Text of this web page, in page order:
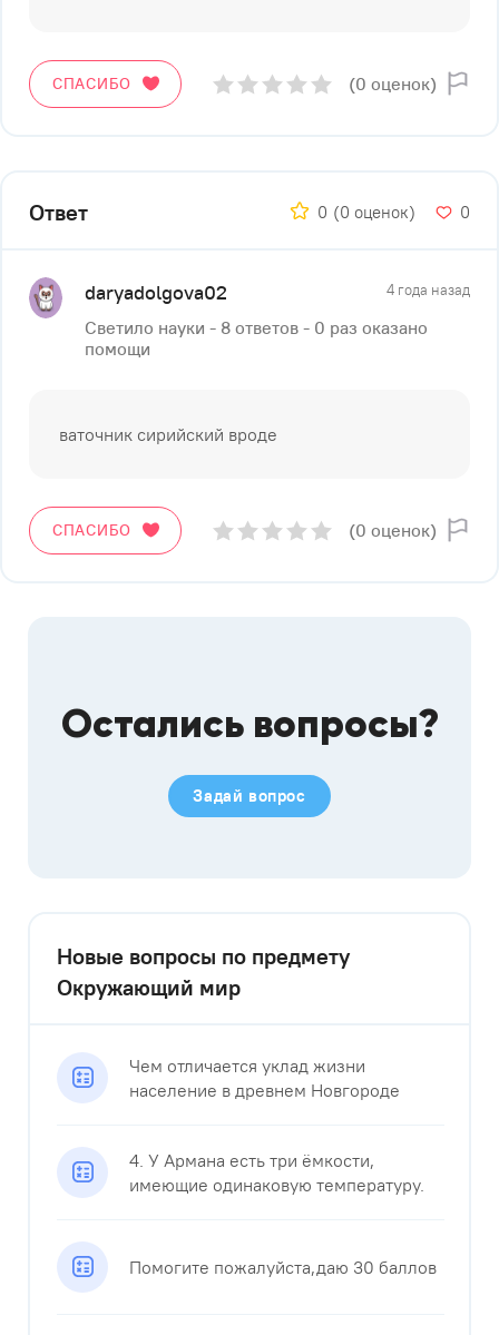
СПАСИБО (0 оценок)
Ответ 0 (0 оценок) 0
daryadolgova02 4 года назад
Светило науки - 8 ответов - 0 раз оказано
помощи
ваточник сирийский вроде
СПАСИБО (0 оценок)
Остались вопросы?
Задай вопрос
Новые вопросы по предмету
Окружающий мир
Чем отличается уклад жизни
население в древнем Новгороде
4. У Армана есть три ёмкости,
имеющие одинаковую температуру.​
Помогите пожалуйста,даю 30 баллов